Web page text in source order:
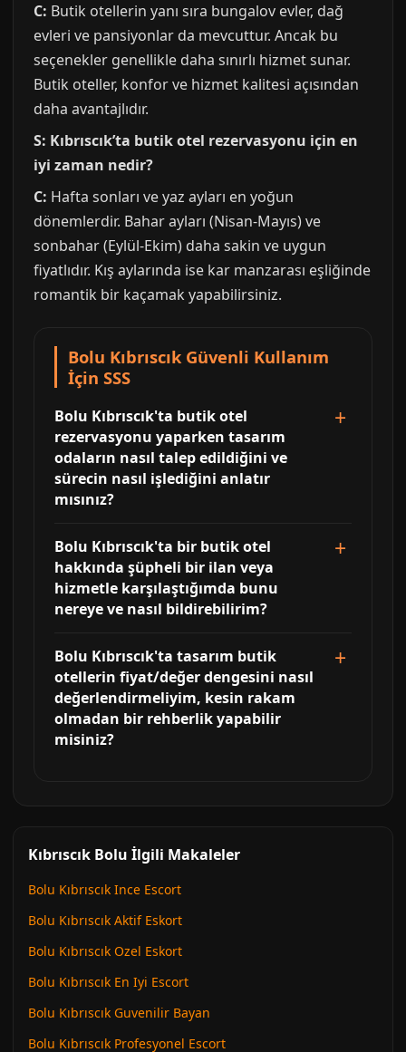
C: Butik otellerin yanı sıra bungalov evler, dağ
evleri ve pansiyonlar da mevcuttur. Ancak bu
seçenekler genellikle daha sınırlı hizmet sunar.
Butik oteller, konfor ve hizmet kalitesi açısından
daha avantajlıdır.
S: Kıbrıscık’ta butik otel rezervasyonu için en
iyi zaman nedir?
C: Hafta sonları ve yaz ayları en yoğun
dönemlerdir. Bahar ayları (Nisan-Mayıs) ve
sonbahar (Eylül-Ekim) daha sakin ve uygun
fiyatlıdır. Kış aylarında ise kar manzarası eşliğinde
romantik bir kaçamak yapabilirsiniz.
Bolu Kıbrıscık Güvenli Kullanım
İçin SSS
Bolu Kıbrıscık'ta butik otel
rezervasyonu yaparken tasarım
odaların nasıl talep edildiğini ve
sürecin nasıl işlediğini anlatır
mısınız?
Bolu Kıbrıscık'ta bir butik otel
hakkında şüpheli bir ilan veya
hizmetle karşılaştığımda bunu
nereye ve nasıl bildirebilirim?
Bolu Kıbrıscık'ta tasarım butik
otellerin fiyat/değer dengesini nasıl
değerlendirmeliyim, kesin rakam
olmadan bir rehberlik yapabilir
misiniz?
Kıbrıscık Bolu İlgili Makaleler
Bolu Kıbrıscık Ince Escort
Bolu Kıbrıscık Aktif Eskort
Bolu Kıbrıscık Ozel Eskort
Bolu Kıbrıscık En Iyi Escort
Bolu Kıbrıscık Guvenilir Bayan
Bolu Kıbrıscık Profesyonel Escort